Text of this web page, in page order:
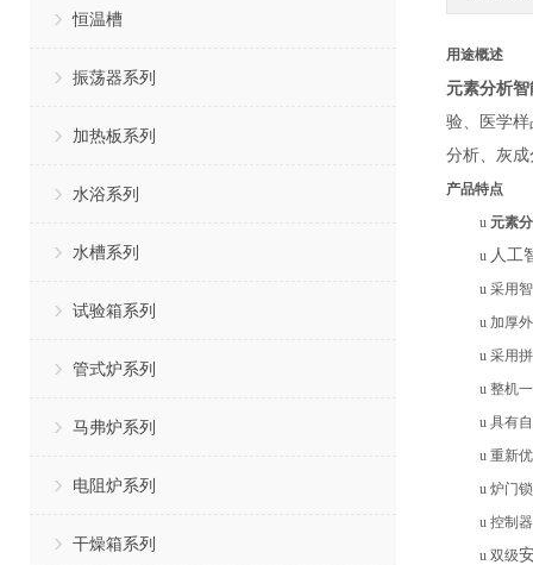
恒温槽
振荡器系列
加热板系列
水浴系列
水槽系列
试验箱系列
管式炉系列
马弗炉系列
电阻炉系列
干燥箱系列
用途概述
元素分析
验、医学
分析、灰
产品特点
u 元素
u 人工
u 采用
u 加厚
u 采用
u 整机
u 具有
u 重新
u 炉门
u 控制
u 双级